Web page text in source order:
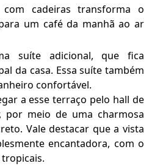
cadeiras transforma o
um café da manhã ao ar
suíte adicional, que fica
da casa. Essa suíte também
confortável.
a esse terraço pelo hall de
por meio de uma charmosa
Vale destacar que a vista
encantadora, com o